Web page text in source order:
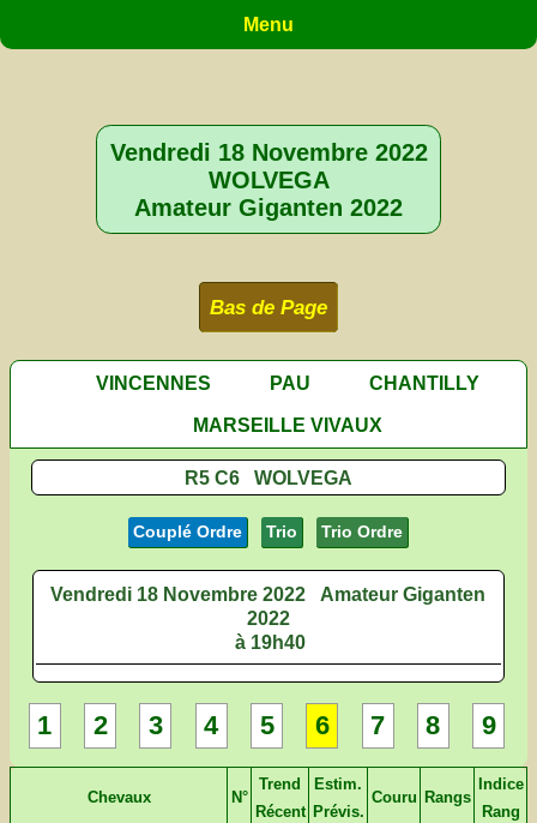
Menu
Vendredi 18 Novembre 2022
WOLVEGA
Amateur Giganten 2022
Bas de Page
VINCENNES PAU
CHANTILLY
MARSEILLE VIVAUX
R5 C6 WOLVEGA
Couplé Ordre Trio Trio Ordre
Vendredi 18 Novembre 2022
Amateur Giganten
2022
à 19h40
1 2 3 4 5 6 7 8 9
Chevaux N°
Trend
Récent
Estim.
Prévis.
Couru Rangs
Indice
Rang